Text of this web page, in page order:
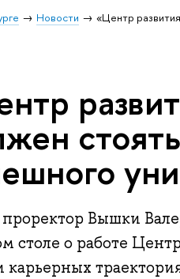
Новости «Центр
Вышки
столе о работе
карьерных